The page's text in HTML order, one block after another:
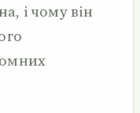
і чому він